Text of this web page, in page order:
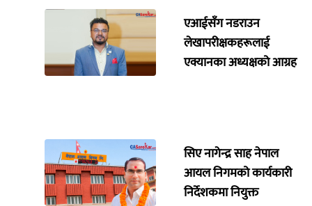
एआईसँग नडराउन
लेखापरीक्षकहरूलाई
एक्यानका अध्यक्षको आग्रह
सिए नागेन्द्र साह नेपाल
आयल निगमको कार्यकारी
निर्देशकमा नियुक्त